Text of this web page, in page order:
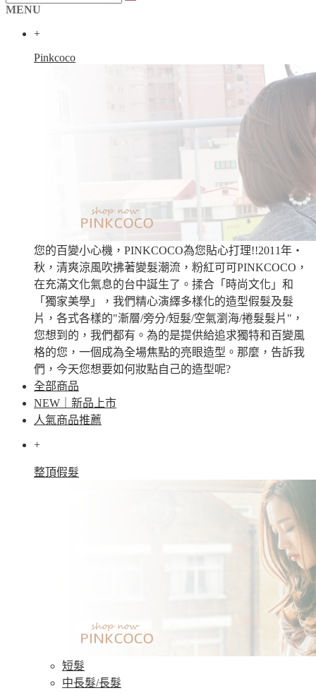
MENU
+
Pinkcoco
您的百變小心機，PINKCOCO為您貼心打理!!2011年‧
秋，清爽涼風吹拂著變髮潮流，粉紅可可PINKCOCO，
在充滿文化氣息的台中誕生了。揉合「時尚文化」和
「獨家美學」，我們精心演繹多樣化的造型假髮及髮
片，各式各樣的"漸層/旁分/短髮/空氣瀏海/捲髮髮片"，
您想到的，我們都有。為的是提供給追求獨特和百變風
格的您，一個成為全場焦點的亮眼造型。那麼，告訴我
們，今天您想要如何妝點自己的造型呢?
全部商品
NEW｜新品上市
人氣商品推薦
+
整頂假髮
短髮
中長髮/長髮